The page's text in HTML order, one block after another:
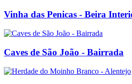
Vinha das Penicas - Beira
Caves de São João - Bairrada